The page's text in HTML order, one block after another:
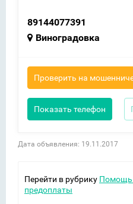
89144077391
Виноградовка
Проверить на
Показать телефон
Дата объявления: 19.11.2017
Перейти в рубрику Помощь
предоплаты